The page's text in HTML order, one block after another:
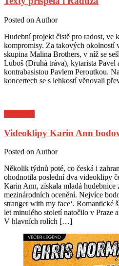
Posted on Author
Hudební projekt čistě pro radost, ve
kompromisy. Za takových okolností
skupina Malina Brothers, v níž se
Luboš (Druhá tráva), kytarista Pavel
kontrabasistou Pavlem Peroutkou.
koncertech se s lehkostí věnovali
Videoklipy Karin Ann
Posted onAuthor
Několik týdnů poté, co česká i
ohodnotila poslední dva videoklipy
Karin Ann, získala mladá hudebnice
mezinárodních ocenění. Nejvíce
stranger with my face‘. Romantické
let minulého století natočilo v Praze
V hlavních rolích […]